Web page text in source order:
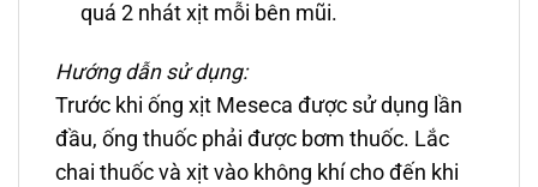
quá 2 nhát xịt mỗi bên mũi.
Hướng dẫn sử dụng:
Trước khi ống xịt Meseca được sử dụng lần
đầu, ống thuốc phải được bơm thuốc. Lắc
chai thuốc và xịt vào không khí cho đến khi